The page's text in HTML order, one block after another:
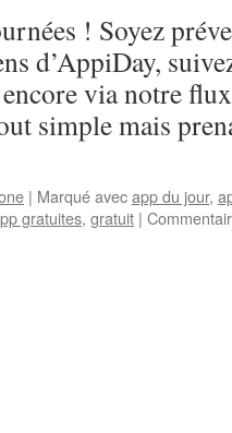
! Soyez
d’AppiDay,
via notre
simple mais
| Marqué avecapp du jour,
gratuites, gratuit |